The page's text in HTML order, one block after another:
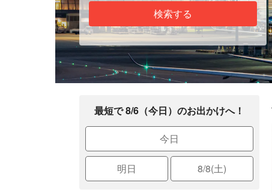
検索する
最短で 8/6（今日）のお出かけへ！
今日
明日 8/8(土)